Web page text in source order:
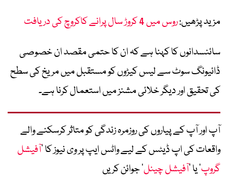
مزید پڑھیں:روس میں 4 کروڑ سال پرانے کاکروچ کی دریافت
سائنسدانوں کا کہنا ہے کہ ان کا حتمی مقصد ان خصوصی
ڈائیونگ سوٹ سے لیس کیڑوں کو مستقبل میں مریخ کی سطح
کی تحقیق اور دیگر خلائی مشنز میں استعمال کرنا ہے۔
آپ اور آپ کے پیاروں کی روزمرہ زندگی کو متاثر کرسکنے والے
واقعات کی اپ ڈیٹس کے لیے واٹس ایپ پر وی نیوز کا ’آفیشل
گروپ‘ یا ’آفیشل چینل‘ جوائن کریں